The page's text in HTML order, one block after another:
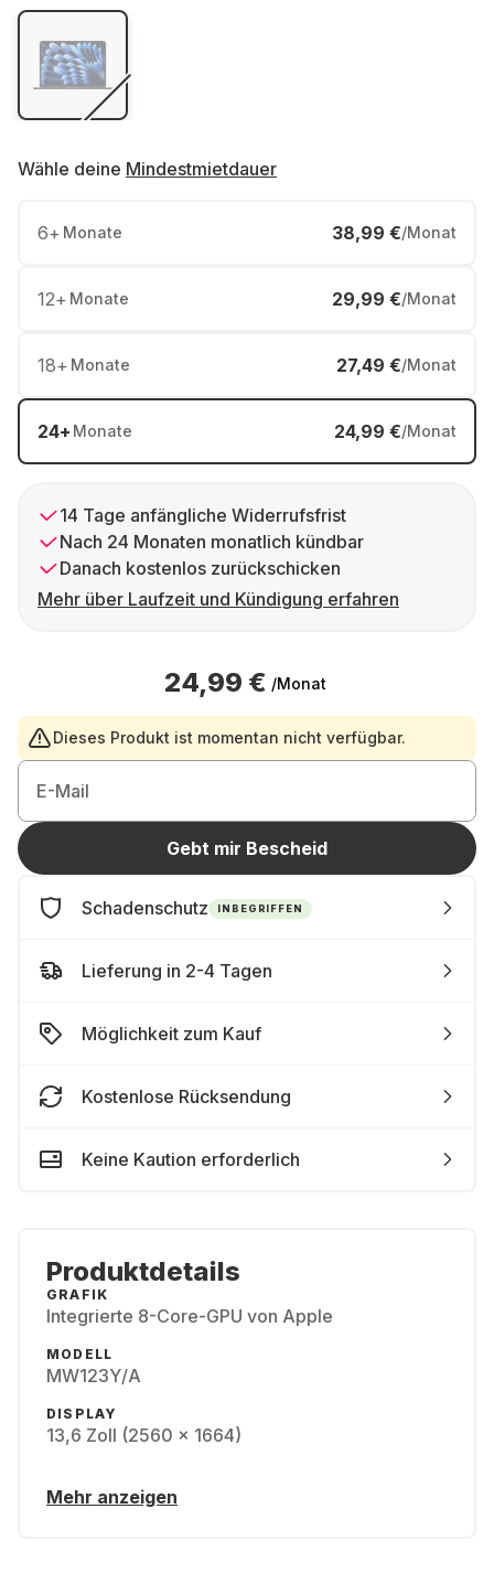
Wähle deine Mindestmietdauer
6+ Monate 38,99 €/Monat
12+ Monate 29,99 €/Monat
18+ Monate 27,49 €/Monat
24+ Monate 24,99 €/Monat
14 Tage anfängliche Widerrufsfrist
Nach 24 Monaten monatlich kündbar
Danach kostenlos zurückschicken
Mehr über Laufzeit und Kündigung erfahren
24,99 € /Monat
Dieses Produkt ist momentan nicht verfügbar.
E-Mail
Gebt mir Bescheid
Schadenschutz INBEGRIFFEN
Lieferung in 2-4 Tagen
Möglichkeit zum Kauf
Kostenlose Rücksendung
Keine Kaution erforderlich
Produktdetails
GRAFIK
Integrierte 8-Core-GPU von Apple
MODELL
MW123Y/A
DISPLAY
13,6 Zoll (2560 x 1664)
Mehr anzeigen